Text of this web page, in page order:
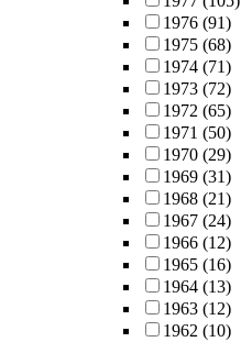
1976 (91)
1975 (68)
1974 (71)
1973 (72)
1972 (65)
1971 (50)
1970 (29)
1969 (31)
1968 (21)
1967 (24)
1966 (12)
1965 (16)
1964 (13)
1963 (12)
1962 (10)